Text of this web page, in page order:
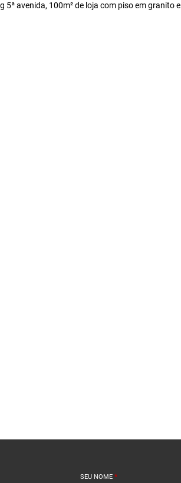
5ª avenida, 100m² de loja com piso em granito e
SEU NOME *